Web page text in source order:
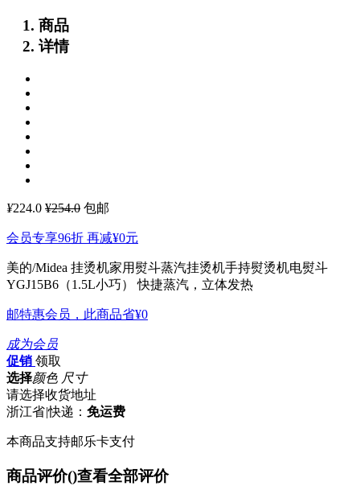
商品
详情
¥224.0 ¥254.0 包邮
会员专享96折 再减¥0元
美的/Midea 挂烫机家用熨斗蒸汽挂烫机手持熨烫机电熨斗
YGJ15B6（1.5L小巧）
快捷蒸汽，立体发热
邮特惠会员，此商品省¥0
成为会员
促销 领取
选择颜色 尺寸
请选择收货地址
浙江省|快递： 免运费
本商品支持邮乐卡支付
商品评价()查看全部评价